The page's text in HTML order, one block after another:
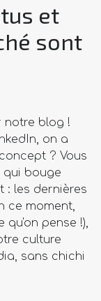
et
sont
notre blog !
on a
? Vous
bouge
: les dernières
ce moment,
qu'on pense !),
culture
sans chichi